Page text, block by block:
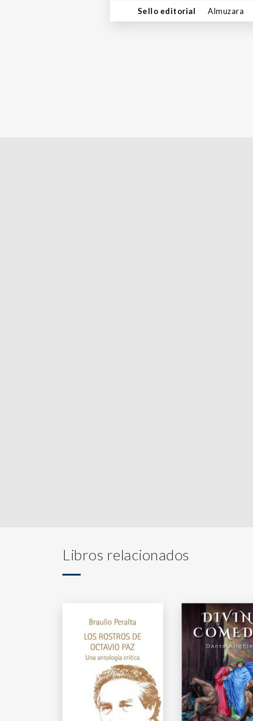
Sello editorial Almuzara
Libros relacionados